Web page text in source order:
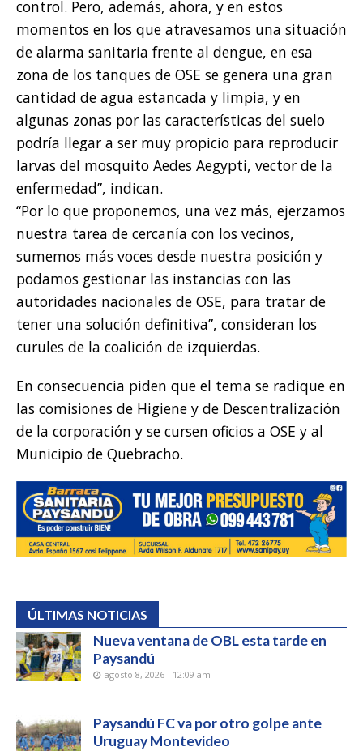
control. Pero, además, ahora, y en estos
momentos en los que atravesamos una situación
de alarma sanitaria frente al dengue, en esa
zona de los tanques de OSE se genera una gran
cantidad de agua estancada y limpia, y en
algunas zonas por las características del suelo
podría llegar a ser muy propicio para reproducir
larvas del mosquito Aedes Aegypti, vector de la
enfermedad”, indican.
“Por lo que proponemos, una vez más, ejerzamos
nuestra tarea de cercanía con los vecinos,
sumemos más voces desde nuestra posición y
podamos gestionar las instancias con las
autoridades nacionales de OSE, para tratar de
tener una solución definitiva”, consideran los
curules de la coalición de izquierdas.
En consecuencia piden que el tema se radique en
las comisiones de Higiene y de Descentralización
de la corporación y se cursen oficios a OSE y al
Municipio de Quebracho.
ÚLTIMAS NOTICIAS
Nueva ventana de OBL esta tarde en
Paysandú
agosto 8, 2026 - 12:09 am
Paysandú FC va por otro golpe ante
Uruguay Montevideo